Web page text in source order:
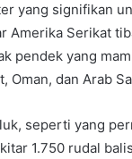
yang signifikan
Amerika Serikat
pendek yang
Oman, dan Arab
seperti yang
1.750 rudal